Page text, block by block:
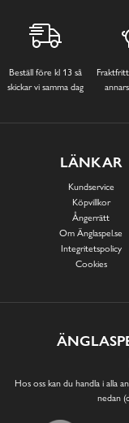
Beställ före kl 13 så
skickar vi samma dag
LÄNKAR
Kundservice
Köpvillkor
Ångerrätt
Om Änglaspel.se
Integritetspolicy
Cookies
Hos oss kan du handla i alla
nedan